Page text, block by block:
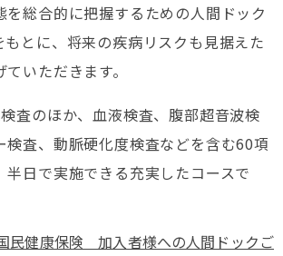
を総合的に把握するための人間ドック
もとに、将来の疾病リスクも見据えた
いただきます。
査のほか、血液検査、腹部超音波検
検査、動脈硬化度検査などを含む60項
半日で実施できる充実したコースで
民健康保険 加入者様への人間ドックご